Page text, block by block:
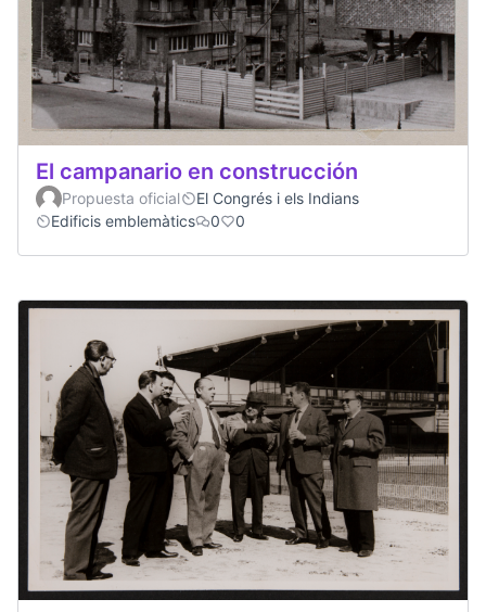
El campanario en construcción
Propuesta oficial
El Congrés i els Indians
Edificis emblemàtics
0 0